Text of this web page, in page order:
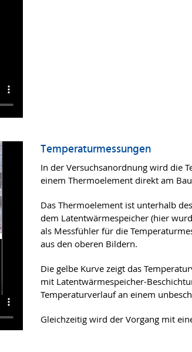
Temperaturmessungen
In der Versuchsanordnung wird die
einem Thermoelement direkt am
Das Thermoelement ist unterhalb
dem Latentwärmespeicher (hier
als Messfühler für die
aus den oberen Bildern.
Die gelbe Kurve zeigt das
mit Latentwärmespeicher-
Temperaturverlauf an einem
Gleichzeitig wird der Vorgang mit